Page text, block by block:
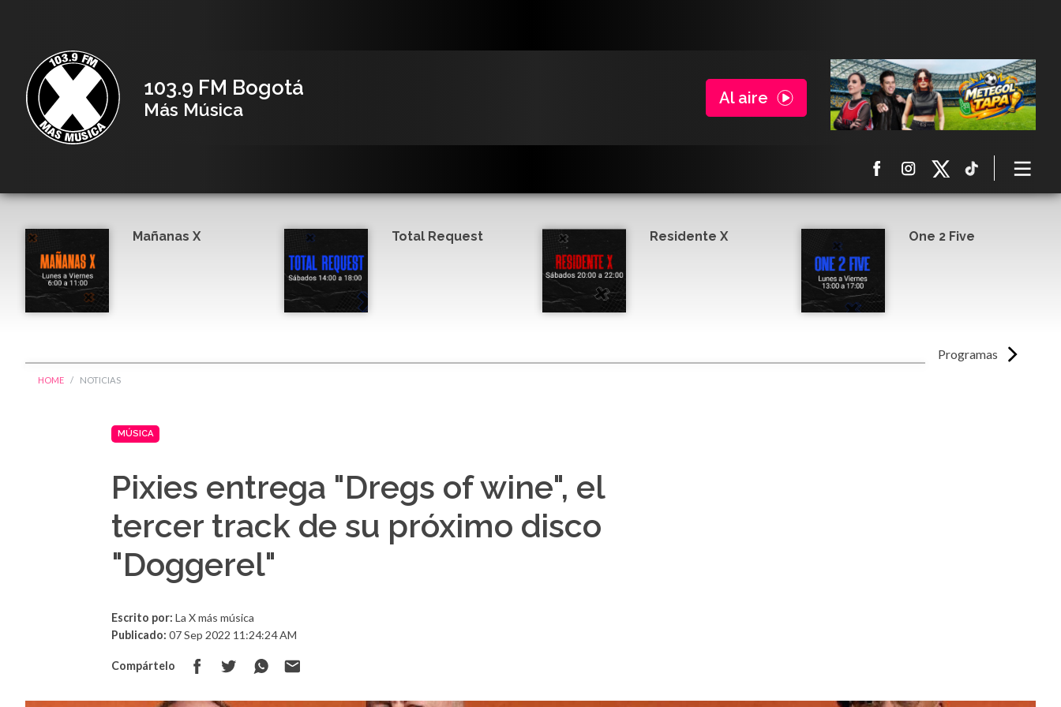
103.9 FM Bogotá
Más Música
Al aire
Programas
Mañanas X Total Request Residente X One 2 Five
HOME NOTICIAS
MÚSICA
Pixies entrega "Dregs of wine", el
tercer track de su próximo disco
"Doggerel"
Escrito por: La X más música
Publicado: 07 Sep 2022 11:24:24 AM
Compártelo